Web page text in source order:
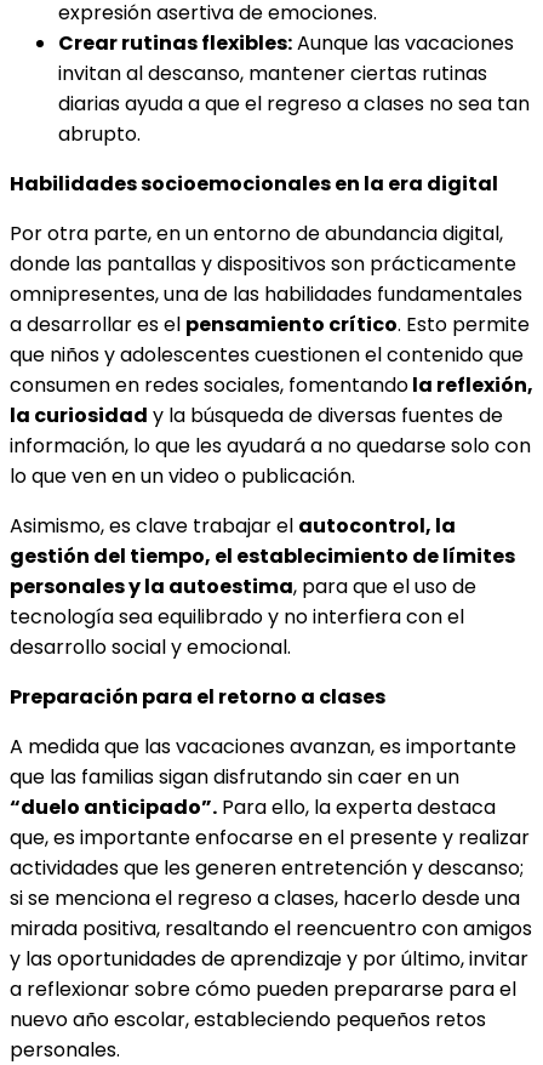
expresión asertiva de emociones.
Crear rutinas flexibles:Aunque las vacaciones
invitan al descanso, mantener ciertas rutinas
diarias ayuda a que el regreso a clases no sea tan
abrupto.
Habilidades socioemocionales en la era digital
Por otra parte, en un entorno de abundancia digital,
donde las pantallas y dispositivos son prácticamente
omnipresentes, una de las habilidades fundamentales
a desarrollar es el pensamiento crítico. Esto permite
que niños y adolescentes cuestionen el contenido que
consumen en redes sociales, fomentandola reflexión,
la curiosidad y la búsqueda de diversas fuentes de
información, lo que les ayudará a no quedarse solo con
lo que ven en un video o publicación.
Asimismo, es clave trabajar el autocontrol, la
gestión del tiempo, el establecimiento de límites
personales y la autoestima, para que el uso de
tecnología sea equilibrado y no interfiera con el
desarrollo social y emocional.
Preparación para el retorno a clases
A medida que las vacaciones avanzan, es importante
que las familias sigan disfrutando sin caer en un
“duelo anticipado”. Para ello, la experta destaca
que, es importante enfocarse en el presente y realizar
actividades que les generen entretención y descanso;
si se menciona el regreso a clases, hacerlo desde una
mirada positiva, resaltando el reencuentro con amigos
y las oportunidades de aprendizaje y por último, invitar
a reflexionar sobre cómo pueden prepararse para el
nuevo año escolar, estableciendo pequeños retos
personales.